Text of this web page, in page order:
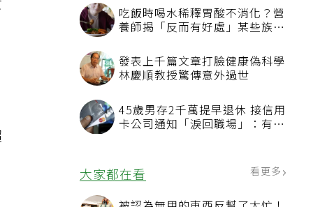
吃飯時喝水稀釋胃酸不消化？營
養師揭「反而有好處」某些族群
發表上千篇文章打臉健康偽科學
林慶順教授驚傳意外過世
45歲男存2千萬提早退休 接信用
卡公司通知「淚回職場」：有錢
大家都在看